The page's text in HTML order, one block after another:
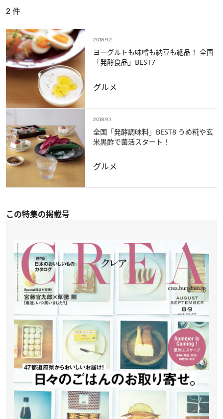
2 件
2018.9.2
ヨーグルトも味噌も納豆も絶品！ 全国
「発酵食品」BEST7
グルメ
2018.9.1
全国「発酵調味料」BEST8 うめ糀や玄
米黒酢で菌活スタート！
グルメ
この特集の掲載号